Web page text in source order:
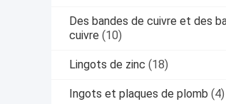
Des bandes de cuivre et des
cuivre (10)
Lingots de zinc (18)
Ingots et plaques de plomb (4)